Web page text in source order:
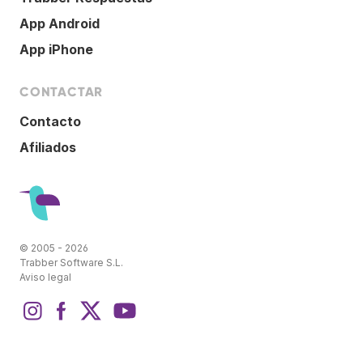
App Android
App iPhone
CONTACTAR
Contacto
Afiliados
© 2005 - 2026
Trabber Software S.L.
Aviso legal